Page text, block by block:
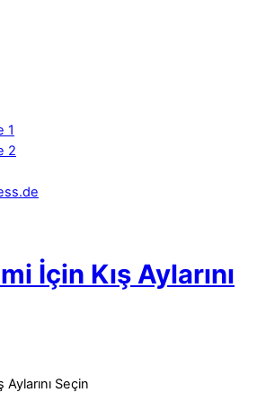
1
2
İçin Kış Aylarını